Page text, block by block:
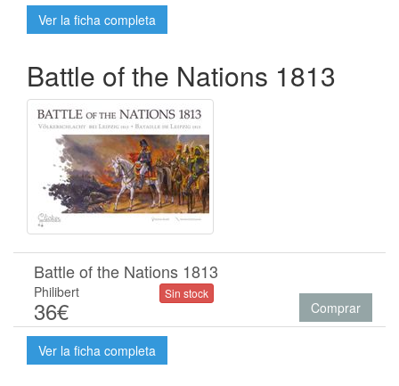
Ver la ficha completa
Battle of the Nations 1813
Battle of the Nations 1813
Philibert
36€
Sin stock
Comprar
Ver la ficha completa